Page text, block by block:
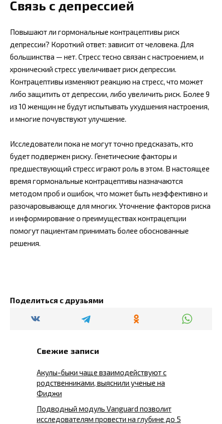
Связь с депрессией
Повышают ли гормональные контрацептивы риск
депрессии? Короткий ответ: зависит от человека. Для
большинства — нет. Стресс тесно связан с настроением, и
хронический стресс увеличивает риск депрессии.
Контрацептивы изменяют реакцию на стресс, что может
либо защитить от депрессии, либо увеличить риск. Более 9
из 10 женщин не будут испытывать ухудшения настроения,
и многие почувствуют улучшение.
Исследователи пока не могут точно предсказать, кто
будет подвержен риску. Генетические факторы и
предшествующий стресс играют роль в этом. В настоящее
время гормональные контрацептивы назначаются
методом проб и ошибок, что может быть неэффективно и
разочаровывающе для многих. Уточнение факторов риска
и информирование о преимуществах контрацепции
помогут пациентам принимать более обоснованные
решения.
Поделиться с друзьями
Свежие записи
Акулы-быки чаще взаимодействуют с
родственниками, выяснили ученые на
Фиджи
Подводный модуль Vanguard позволит
исследователям провести на глубине до 5